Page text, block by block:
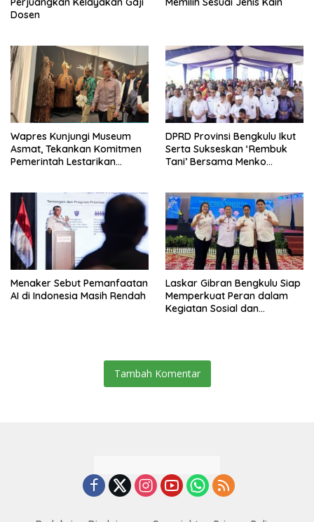
Dosen
Wapres Kunjungi Museum
Asmat, Tekankan Komitmen
Pemerintah Lestarikan
DPRD Provinsi Bengkulu Ikut
Serta Sukseskan ‘Rembuk
Tani’ Bersama Menko
Menaker Sebut Pemanfaatan
AI di Indonesia Masih Rendah
Laskar Gibran Bengkulu Siap
Memperkuat Peran dalam
Kegiatan Sosial dan
Tambah Komentar